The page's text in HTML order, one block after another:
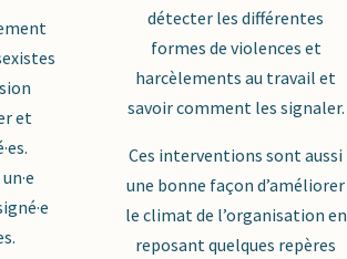
et
détecter les différentes
formes de violences et
harcèlements au travail et
savoir comment les signaler.
Ces interventions sont aussi
une bonne façon d’améliorer
le climat de l’organisation en
reposant quelques repères